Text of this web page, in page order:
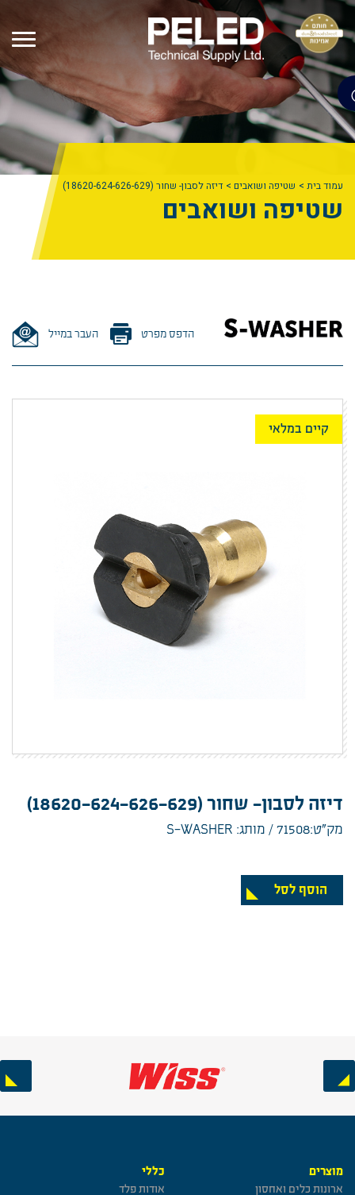
עמוד בית שטיפה ושואבים דיזה לסבון- שחור (18620-624-626-629)
שטיפה ושואבים
הדפס מפרט העבר במייל
קיים במלאי
דיזה לסבון- שחור (18620-624-626-629)
מק”ט:71508 מותג: S-WASHER
הוסף לסל
Previous
Next
מוצרים
ארונות כלים ואחסון
כללי
אודות פלד